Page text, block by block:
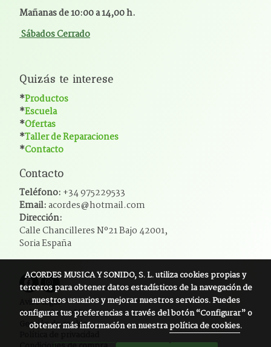
Mañanas de 10:00 a 14,00 h.
Sábados Cerrado
Quizás te interese
*Productos
*Escuela
*Ofertas
*Taller de Reparaciones
*Contacto
Contacto
Teléfono: +34 975229533
Email:acordes@hotmail.com
Dirección:
Calle Chancilleres Nº21 Bajo 42001,
Soria España
Aviso legal
Política de cookies
Gestión de cookies
ACORDES MUSICA Y SONIDO, S. L.utiliza cookies propias y
terceros para obtener datos estadísticos de la navegación de
nuestros usuarios y mejorar nuestros servicios. Puedes
configurar tus preferencias a través del botón “Configurar” o
obtener más información en nuestrapolítica de cookies.